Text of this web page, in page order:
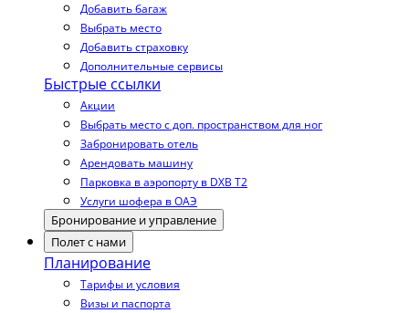
Добавить багаж
Выбрать место
Добавить страховку
Дополнительные сервисы
Быстрые ссылки
Акции
Выбрать место с доп. пространством для ног
Забронировать отель
Арендовать машину
Парковка в аэропорту в DXB T2
Услуги шофера в ОАЭ
Бронирование и управление
Полет с нами
Планирование
Тарифы и условия
Визы и паспорта